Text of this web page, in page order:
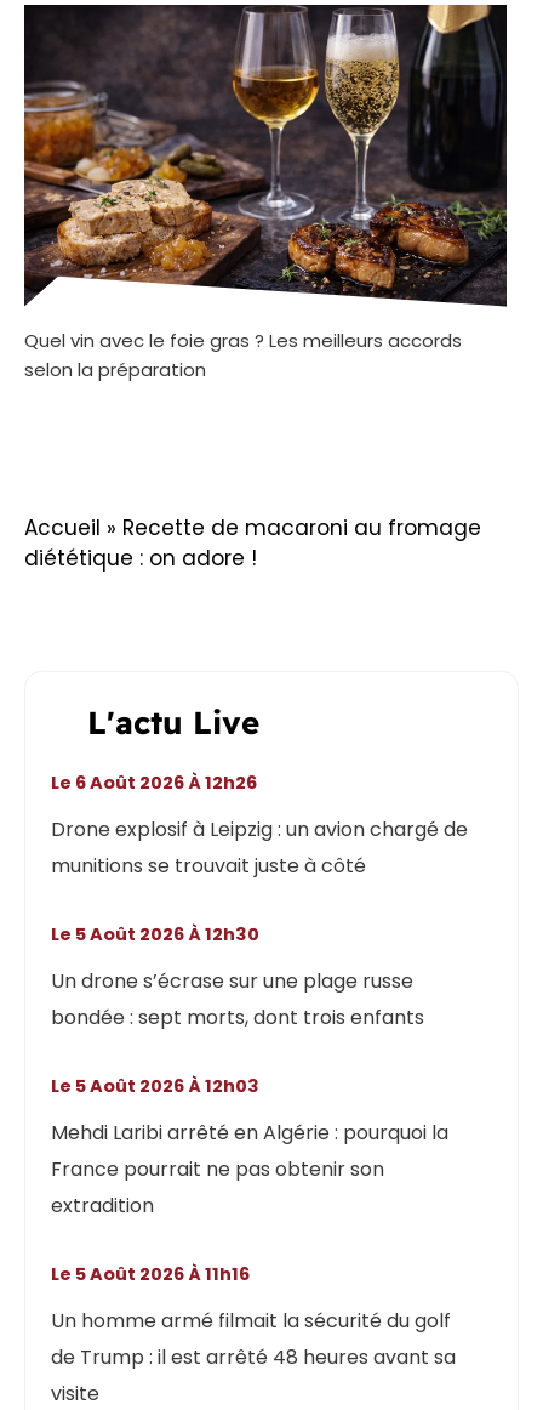
Quel vin avec le foie gras ? Les meilleurs accords
selon la préparation
Accueil » Recette de macaroni au fromage
diététique : on adore !
L'actu Live
Drone explosif à Leipzig : un avion chargé de
munitions se trouvait juste à côté
Le 6 Août 2026 À 12h26
Un drone s’écrase sur une plage russe
bondée : sept morts, dont trois enfants
Le 5 Août 2026 À 12h30
Mehdi Laribi arrêté en Algérie : pourquoi la
France pourrait ne pas obtenir son
extradition
Le 5 Août 2026 À 12h03
Un homme armé filmait la sécurité du golf
de Trump : il est arrêté 48 heures avant sa
visite
Le 5 Août 2026 À 11h16